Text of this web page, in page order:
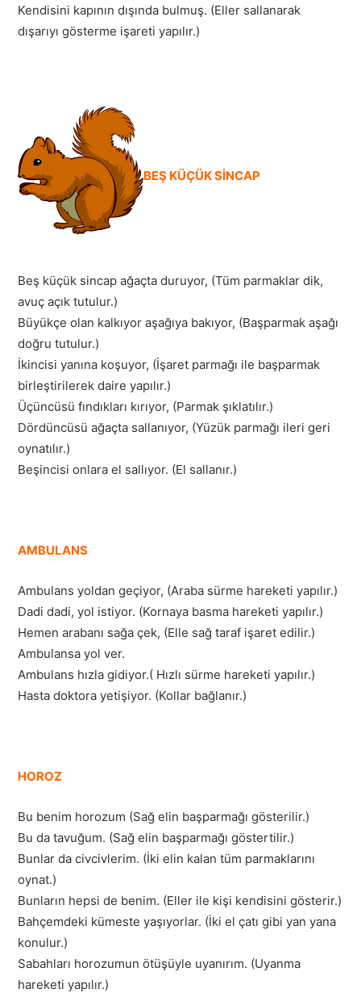
Kendisini kapının dışında bulmuş. (Eller sallanarak
dışarıyı gösterme işareti yapılır.)
BEŞ KÜÇÜK SİNCAP
Beş küçük sincap ağaçta duruyor, (Tüm parmaklar dik,
avuç açık tutulur.)
Büyükçe olan kalkıyor aşağıya bakıyor, (Başparmak aşağı
doğru tutulur.)
İkincisi yanına koşuyor, (İşaret parmağı ile başparmak
birleştirilerek daire yapılır.)
Üçüncüsü fındıkları kırıyor, (Parmak şıklatılır.)
Dördüncüsü ağaçta sallanıyor, (Yüzük parmağı ileri geri
oynatılır.)
Beşincisi onlara el sallıyor. (El sallanır.)
AMBULANS
Ambulans yoldan geçiyor, (Araba sürme hareketi yapılır.)
Dadi dadi, yol istiyor. (Kornaya basma hareketi yapılır.)
Hemen arabanı sağa çek, (Elle sağ taraf işaret edilir.)
Ambulansa yol ver.
Ambulans hızla gidiyor.( Hızlı sürme hareketi yapılır.)
Hasta doktora yetişiyor. (Kollar bağlanır.)
HOROZ
Bu benim horozum (Sağ elin başparmağı gösterilir.)
Bu da tavuğum. (Sağ elin başparmağı göstertilir.)
Bunlar da civcivlerim. (İki elin kalan tüm parmaklarını
oynat.)
Bunların hepsi de benim. (Eller ile kişi kendisini gösterir.)
Bahçemdeki kümeste yaşıyorlar. (İki el çatı gibi yan yana
konulur.)
Sabahları horozumun ötüşüyle uyanırım. (Uyanma
hareketi yapılır.)